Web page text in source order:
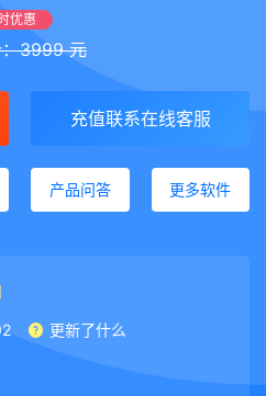
优惠
3999 元
充值联系在线客服
产品问答 更多软件
更新了什么